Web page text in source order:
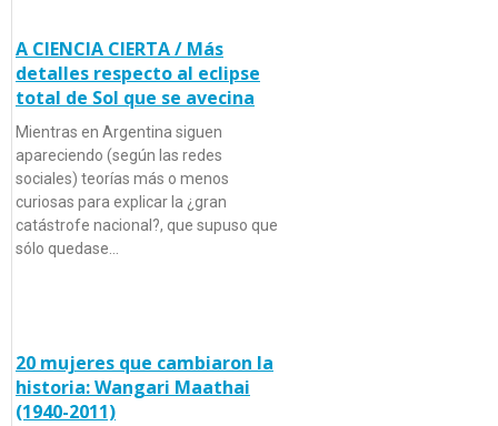
A CIENCIA CIERTA / Más
detalles respecto al eclipse
total de Sol que se avecina
Mientras en Argentina siguen
apareciendo (según las redes
sociales) teorías más o menos
curiosas para explicar la ¿gran
catástrofe nacional?, que supuso que
sólo quedase…
20 mujeres que cambiaron la
historia: Wangari Maathai
(1940-2011)